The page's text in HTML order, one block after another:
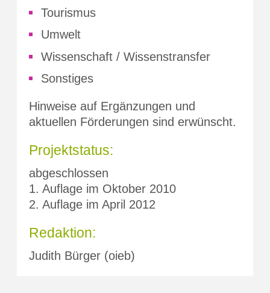
Tourismus
Umwelt
Wissenschaft / Wissenstransfer
Sonstiges
Hinweise auf Ergänzungen und
aktuellen Förderungen sind erwünscht.
Projektstatus:
abgeschlossen
1. Auflage im Oktober 2010
2. Auflage im April 2012
Redaktion:
Judith Bürger (oieb)